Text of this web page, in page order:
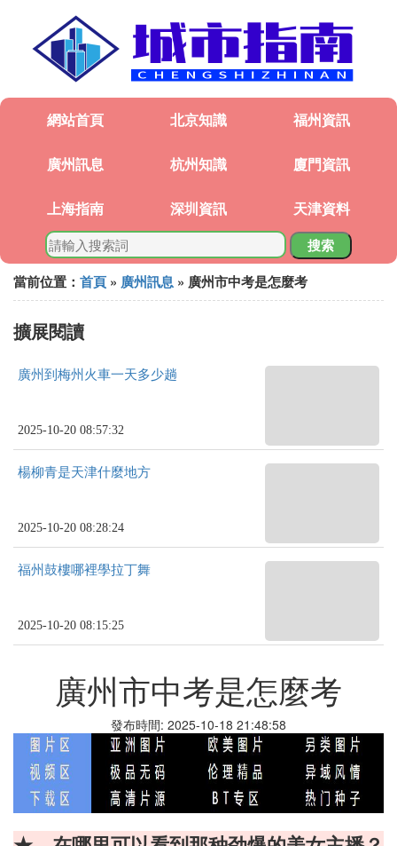
網站首頁 北京知識 福州資訊
廣州訊息 杭州知識 廈門資訊
上海指南 深圳資訊 天津資料
搜索
當前位置： 首頁 » 廣州訊息 » 廣州市中考是怎麼考
擴展閱讀
廣州到梅州火車一天多少趟
2025-10-20 08:57:32
楊柳青是天津什麼地方
2025-10-20 08:28:24
福州鼓樓哪裡學拉丁舞
2025-10-20 08:15:25
廣州市中考是怎麼考
發布時間: 2025-10-18 21:48:58